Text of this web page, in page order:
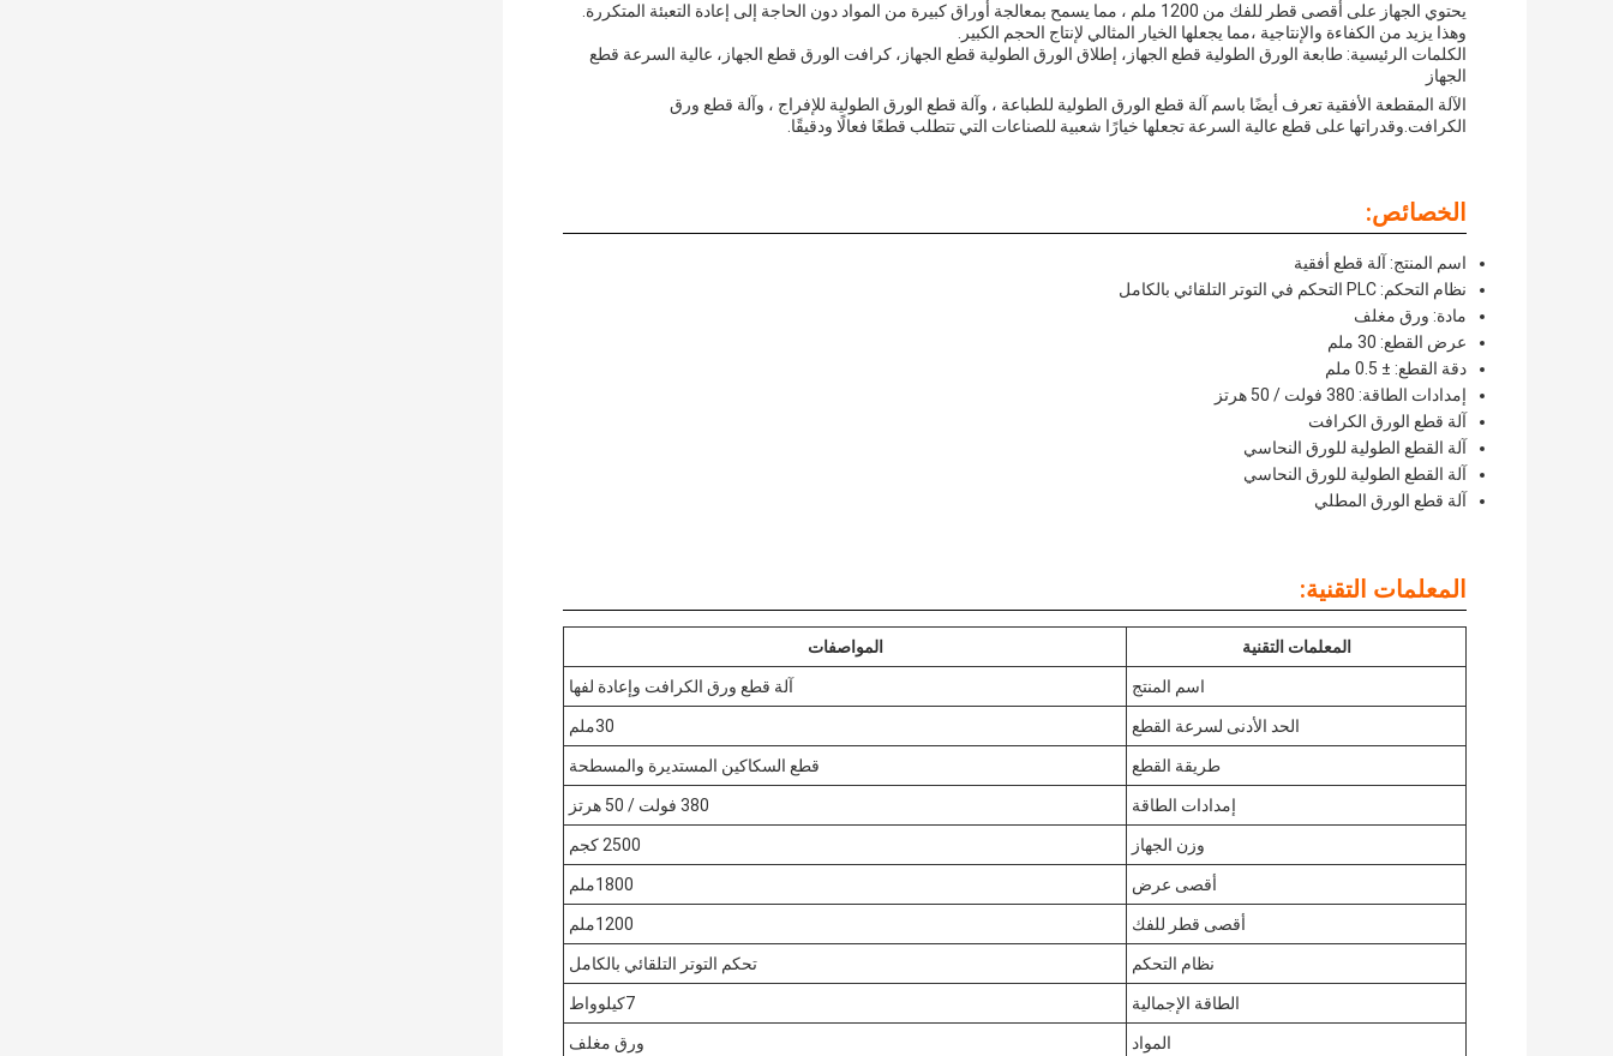
يحتوي الجهاز على أقصى قطر للفك من 1200 ملم ، مما يسمح بمعالجة أوراق كبيرة من المواد دون الحاجة إلى إعادة التعبئة المتكررة.
وهذا يزيد من الكفاءة والإنتاجية ،مما يجعلها الخيار المثالي لإنتاج الحجم الكبير.
الكلمات الرئيسية: طابعة الورق الطولية قطع الجهاز، إطلاق الورق الطولية قطع الجهاز، كرافت الورق قطع الجهاز، عالية السرعة قطع
الجهاز
الآلة المقطعة الأفقية تعرف أيضًا باسم آلة قطع الورق الطولية للطباعة ، وآلة قطع الورق الطولية للإفراج ، وآلة قطع ورق
الكرافت.وقدراتها على قطع عالية السرعة تجعلها خيارًا شعبية للصناعات التي تتطلب قطعًا فعالًا ودقيقًا.
الخصائص:
اسم المنتج: آلة قطع أفقية
نظام التحكم: PLC التحكم في التوتر التلقائي بالكامل
مادة: ورق مغلف
عرض القطع: 30 ملم
دقة القطع: ± 0.5 ملم
إمدادات الطاقة: 380 فولت / 50 هرتز
آلة قطع الورق الكرافت
آلة القطع الطولية للورق النحاسي
آلة القطع الطولية للورق النحاسي
آلة قطع الورق المطلي
المعلمات التقنية:
المعلمات التقنية المواصفات
اسم المنتج آلة قطع ورق الكرافت وإعادة لفها
الحد الأدنى لسرعة القطع 30ملم
طريقة القطع قطع السكاكين المستديرة والمسطحة
إمدادات الطاقة 380 فولت / 50 هرتز
وزن الجهاز 2500 كجم
أقصى عرض 1800ملم
أقصى قطر للفك 1200ملم
نظام التحكم تحكم التوتر التلقائي بالكامل
الطاقة الإجمالية 7كيلوواط
المواد ورق مغلف